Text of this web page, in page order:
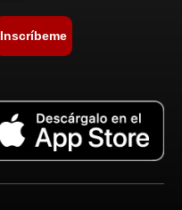
Inscríbeme